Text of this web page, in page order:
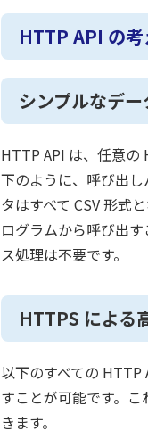
HTTP API の
シンプルなデ
HTTP API は、任意の
下のように、呼び出
タはすべて CSV 形式
ログラムから呼び出
ス処理は不要です。
HTTPS による
以下のすべての HTTP
すことが可能です。
きます。